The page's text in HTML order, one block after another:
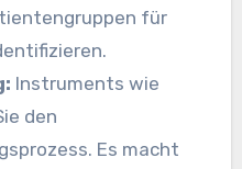
für
Instruments wie
den
Es macht